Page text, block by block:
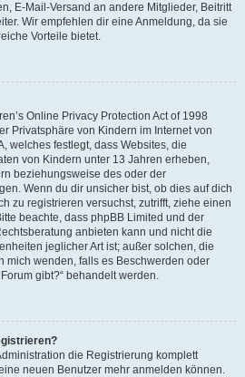
E-Mail-Versand an andere Mitglieder, Beitritt
Wir empfehlen dir eine Anmeldung, da sie
Vorteile bietet.
Online Privacy Protection Act of 1998
Privatsphäre von Kindern im Internet von
welches festlegt, dass Websites, die
von Kindern unter 13 Jahren erheben,
beziehungsweise des oder der
Wenn du dir unsicher bist, ob dies auf dich
zu registrieren versuchst, zutrifft, ziehe einen
beachte, dass phpBB Limited und der
anbieten kann und nicht die
jeglicher Art ist; außer solchen, die
mich wenden, falls es Beschwerden oder
gibt?“ behandelt werden.
die Registrierung komplett
neuen Benutzer mehr anmelden können.